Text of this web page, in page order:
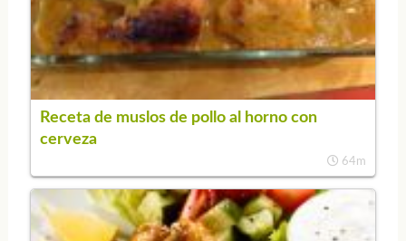
Receta de muslos de pollo al horno con
cerveza
64m